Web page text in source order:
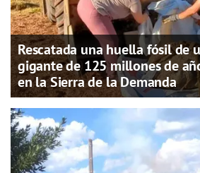
Rescatada una huella fósil de
gigante de 125 millones de
en la Sierra de la Demanda